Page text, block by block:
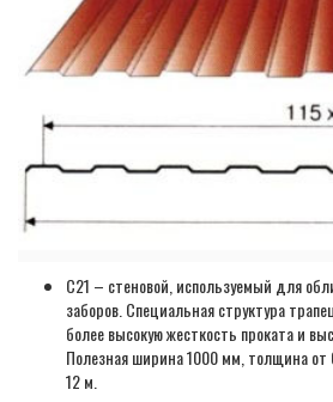
С21 – стеновой, используемый для
заборов. Специальная структура
более высокую жесткость проката и
Полезная ширина 1000 мм, толщина
12 м.